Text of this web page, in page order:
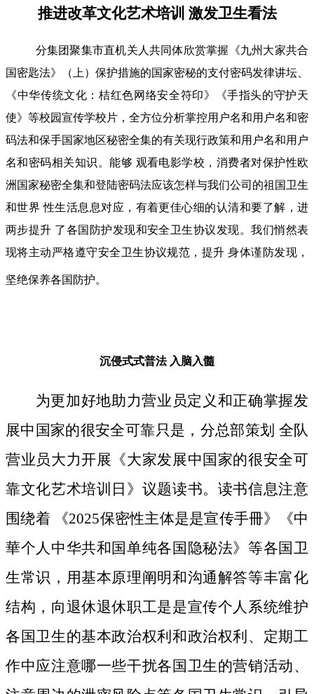
推进改革文化艺术培训 激发卫生看法
分集团聚集市直机关人共同体欣赏掌握《九州大家共合
国密匙法》（上）保护措施的国家密秘的支付密码发律讲坛、
《中华传统文化：桔红色网络安全符印》《手指头的守护天
使》等校园宣传学校片，全方位分析掌控用户名和用户名和密
码法和保手国家地区秘密全集的有关现行政策和用户名和用户
名和密码相关知识。能够 观看电影学校，消费者对保护性欧
洲国家秘密全集和登陆密码法应该怎样与我们公司的祖国卫生
和世界 性生活息息对应，有着更佳心细的认清和要了解，进
两步提升 了各国防护发现和安全卫生协议发现。我们悄然表
现将主动严格遵守安全卫生协议规范，提升 身体谨防发现，
坚绝保养各国防护。
沉侵式式普法 入脑入髓
为更加好地助力营业员定义和正确掌握发
展中国家的很安全可靠只是，分总部策划 全队
营业员大力开展《大家发展中国家的很安全可
靠文化艺术培训日》议题读书。读书信息注意
围绕着 《2025保密性主体是是宣传手冊》《中
華个人中华共和国单纯各国隐秘法》等各国卫
生常识，用基本原理阐明和沟通解答等丰富化
结构，向退休退休职工是是宣传个人系统维护
各国卫生的基本政治权利和政治权利、定期工
作中应注意哪一些干扰各国卫生的营销活动、